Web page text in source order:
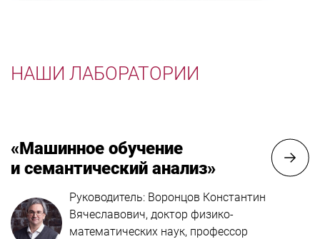
НАШИ ЛАБОРАТОРИИ
«Машинное обучение
и семантический анализ»
Руководитель: Воронцов Константин
Вячеславович, доктор физико-
математических наук, профессор